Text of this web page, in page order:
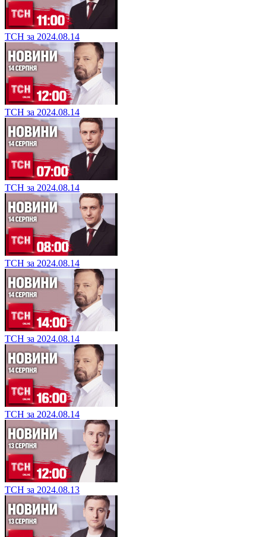
ТСН за 2024.08.14
ТСН за 2024.08.14
ТСН за 2024.08.14
ТСН за 2024.08.14
ТСН за 2024.08.14
ТСН за 2024.08.14
ТСН за 2024.08.13